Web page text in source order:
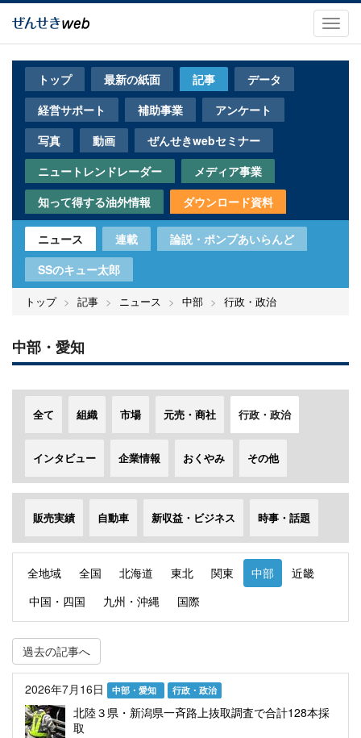
メ
トップ 最新の紙面 記事
データ
経営サポート
補助事業
アンケート
写真
動画
ぜんせきwebセミナー
ニュートレンドレーダー
メディア事業
知って得する油外情報
ダウンロード資料
ニュース 連載
論説・ポンプあいらんど
SSのキュー太郎
トップ 記事 ニュース 中部 行政・政治
中部・愛知
全て 組織 市場 元売・商社 行政・政治
インタビュー 企業情報 おくやみ その他
販売実績 自動車 新収益・ビジネス 時事・話題
全地域 全国 北海道 東北 関東 中部
近畿
中国・四国
九州・沖縄 国際
過去の記事へ
2026年7月16日 中部・愛知 行政・政治
北陸３県・新潟県一斉路上抜取調査で合計128本採
取